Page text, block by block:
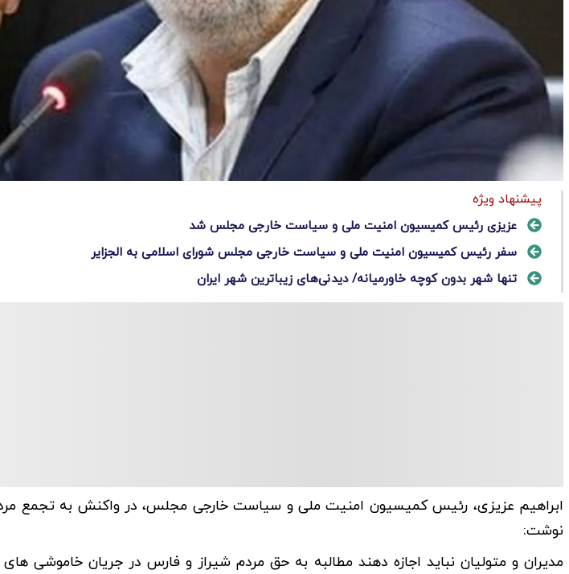
پیشنهاد ویژه
عزیزی رئیس کمیسیون امنیت ملی و سیاست خارجی مجلس شد
سفر رئیس کمیسیون امنیت ملی و سیاست خارجی مجلس شورای اسلامی به الجزایر
تنها شهر بدون کوچه خاورمیانه/ دیدنی‌های زیباترین شهر ایران
ابراهیم عزیزی، رئیس کمیسیون امنیت ملی و سیاست خارجی مجلس، در واکنش به تجمع
نوشت:
مدیران و متولیان نباید اجازه دهند مطالبه به حق مردم شیراز و فارس در جریان خاموشی